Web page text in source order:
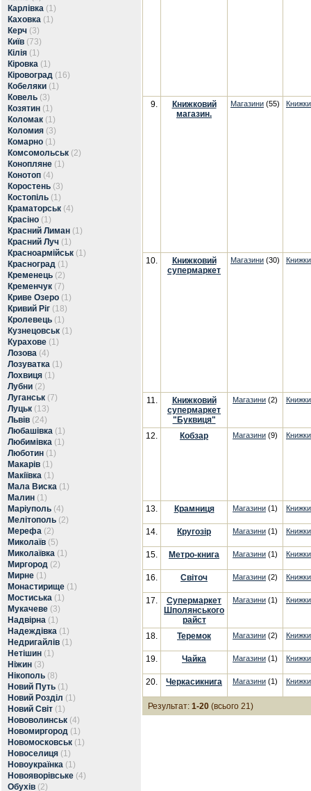
Карлівка (1)
Каховка (1)
Керч (3)
Київ (73)
Кілія (1)
Кіровка (1)
Кіровоград (16)
Кобеляки (1)
Ковель (3)
Козятин (1)
Коломак (1)
Коломия (3)
Комарно (1)
Комсомольськ (2)
Конопляне (1)
Конотоп (4)
Коростень (3)
Костопіль (1)
Краматорськ (4)
Красіно (1)
Красний Лиман (1)
Красний Луч (1)
Красноармійськ (1)
Красноград (1)
Кременець (2)
Кременчук (7)
Криве Озеро (1)
Кривий Ріг (18)
Кролевець (1)
Кузнецовськ (1)
Курахове (1)
Лозова (4)
Лозуватка (1)
Лохвиця (1)
Лубни (2)
Луганськ (7)
Луцьк (13)
Львів (24)
Любашівка (1)
Любимівка (1)
Люботин (1)
Макарів (1)
Макіївка (1)
Мала Виска (1)
Малин (1)
Маріуполь (4)
Мелітополь (2)
Мерефа (2)
Миколаїв (5)
Миколаївка (1)
Миргород (2)
Мирне (1)
Монастирище (1)
Мостиська (1)
Мукачеве (3)
Надвірна (1)
Надеждівка (1)
Недригайлів (1)
Нетішин (1)
Ніжин (3)
Нікополь (8)
Новий Путь (1)
Новий Розділ (1)
Новий Світ (1)
Нововолинськ (4)
Новомиргород (1)
Новомосковськ (1)
Новоселиця (1)
Новоукраїнка (1)
Новояворівське (4)
Обухів (2)
9.
Книжковий
магазин.
Магазини (55) Книжки
10.
Книжковий
супермаркет
Магазини (30) Книжки
11.
Книжковий
супермаркет
"Буквиця"
Магазини (2) Книжки
12. Кобзар Магазини (9) Книжки
13. Крамниця Магазини (1) Книжки
14. Кругозір Магазини (1) Книжки
15. Метро-книга Магазини (1) Книжки
16. Світоч Магазини (2) Книжки
17.
Супермаркет
Шполянського
райст
Магазини (1) Книжки
18. Теремок Магазини (2) Книжки
19. Чайка Магазини (1) Книжки
20. Черкасикнига Магазини (1) Книжки
Результат: 1-20 (всього 21)